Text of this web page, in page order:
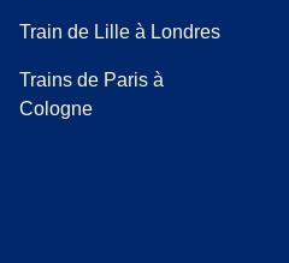
Train de Lille à Londres
Trains de Paris à
Cologne